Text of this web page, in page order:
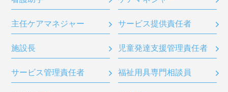
主任ケアマネジャー サービス提供責任者
施設長 児童発達支援管理責任者
サービス管理責任者 福祉用具専門相談員